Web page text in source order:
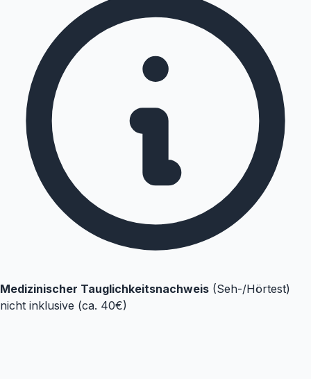
Medizinischer Tauglichkeitsnachweis (Seh-/Hörtest)
nicht inklusive (ca. 40€)